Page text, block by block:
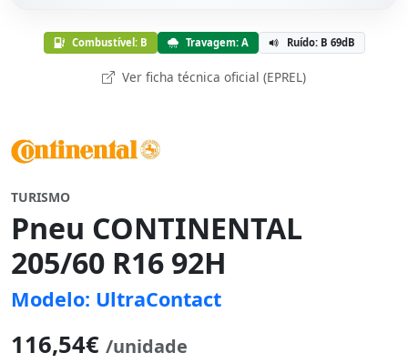
Combustível: B Travagem: A Ruído: B 69dB
Ver ficha técnica oficial (EPREL)
TURISMO
Pneu CONTINENTAL
205/60 R16 92H
Modelo: UltraContact
116,54€ /unidade